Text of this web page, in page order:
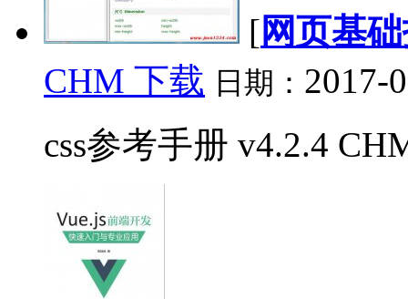
[ 网页基
CHM 下载 日期： 2017-
css参考手册 v4.2.4